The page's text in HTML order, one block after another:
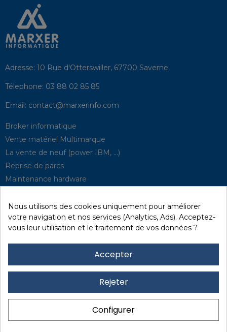
Adresse: 10 Rue d'Otterswiller, 67700 Saverne
Télephone: 03 88 02 85 85
Email: contact@marxerinfo.com​
Broker informatique
Vente matériel Multimarque
La vente de neuf (power IBM, …)
Reprise de parcs
Maintenance hardware
Solutions de P.R.A
Quick / EDD, Syncsort
Location
Nous utilisons des cookies uniquement pour améliorer
votre navigation et nos services (Analytics, Ads). Acceptez-
vous leur utilisation et le traitement de vos données ?
Accepter
Rejeter
Configurer